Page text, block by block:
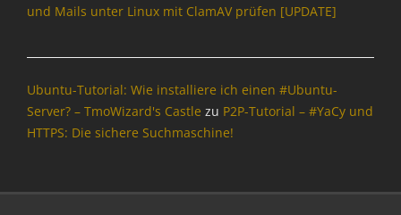
,
H
Q
e
und Mails unter Linux mit ClamAV prüfen [UPDATE]
Ubuntu-Tutorial: Wie installiere ich einen #Ubuntu-
Server? – TmoWizard's Castle zu P2P-Tutorial – #YaCy und
HTTPS: Die sichere Suchmaschine!